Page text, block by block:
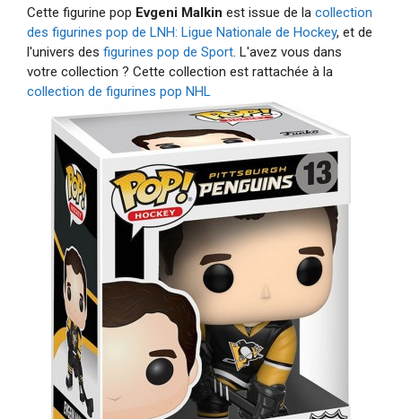
Cette figurine pop Evgeni Malkin est issue de la collection
des figurines pop de LNH: Ligue Nationale de Hockey, et de
l'univers des figurines pop de Sport. L'avez vous dans
votre collection ? Cette collection est rattachée à la
collection de figurines pop NHL